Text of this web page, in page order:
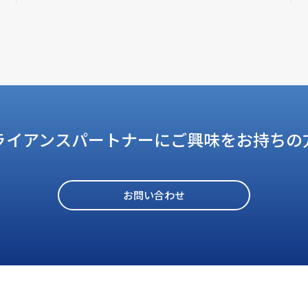
イアンスパートナーにご興味をお持ちの
お問い合わせ